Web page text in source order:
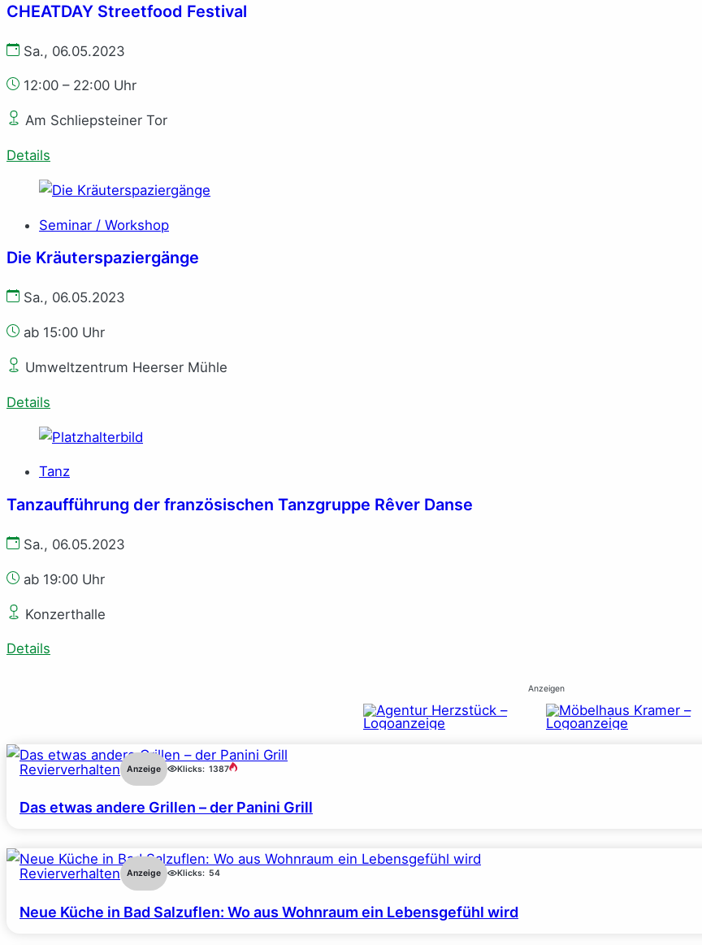
CHEATDAY Streetfood Festival
Sa., 06.05.2023
12:00 – 22:00 Uhr
Am Schliepsteiner Tor
Details
Seminar / Workshop
Die Kräuterspaziergänge
Sa., 06.05.2023
ab 15:00 Uhr
Umweltzentrum Heerser Mühle
Details
Tanz
Tanzaufführung der französischen Tanzgruppe Rêver Danse
Sa., 06.05.2023
ab 19:00 Uhr
Konzerthalle
Details
Anzeigen
Revierverhalten Anzeige Klicks: 1387
Das etwas andere Grillen – der Panini Grill
Revierverhalten Anzeige Klicks: 54
Neue Küche in Bad Salzuflen: Wo aus Wohnraum ein Lebensgefühl wird